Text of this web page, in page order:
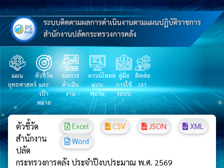
แผน
ยุทธศาสตร์
ตัวชี้วัด
และ
เป้า
หมาย
ผลการ
ดำเนิน
งาน
ดาวน์โหลด
แบบ
ฟอร์ม
คู่มือ
การใช้
ระบบ
ติดต่อ
เรา
XML
JSON
CSV
Excel
Word
ตัวชี้วัด
สำนักงาน
ปลัด
กระทรวงการคลัง ประจำปีงบประมาณ พ.ศ. 2569